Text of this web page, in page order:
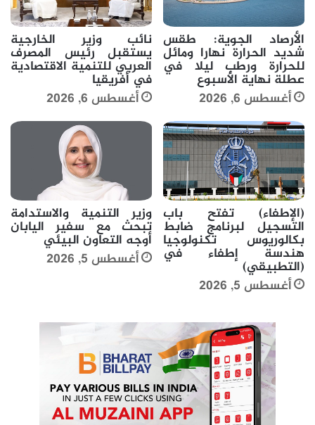
الأرصاد الجوية: طقس
شديد الحرارة نهارا ومائل
للحرارة ورطب ليلا في
عطلة نهاية الأسبوع
أغسطس 6, 2026
نائب وزير الخارجية
يستقبل رئيس المصرف
العربي للتنمية الاقتصادية
في أفريقيا
أغسطس 6, 2026
(الإطفاء) تفتح باب
التسجيل لبرنامج ضابط
بكالوريوس تكنولوجيا
هندسة إطفاء في
(التطبيقي)
أغسطس 5, 2026
وزير التنمية والاستدامة
تبحث مع سفير اليابان
أوجه التعاون البيئي
أغسطس 5, 2026